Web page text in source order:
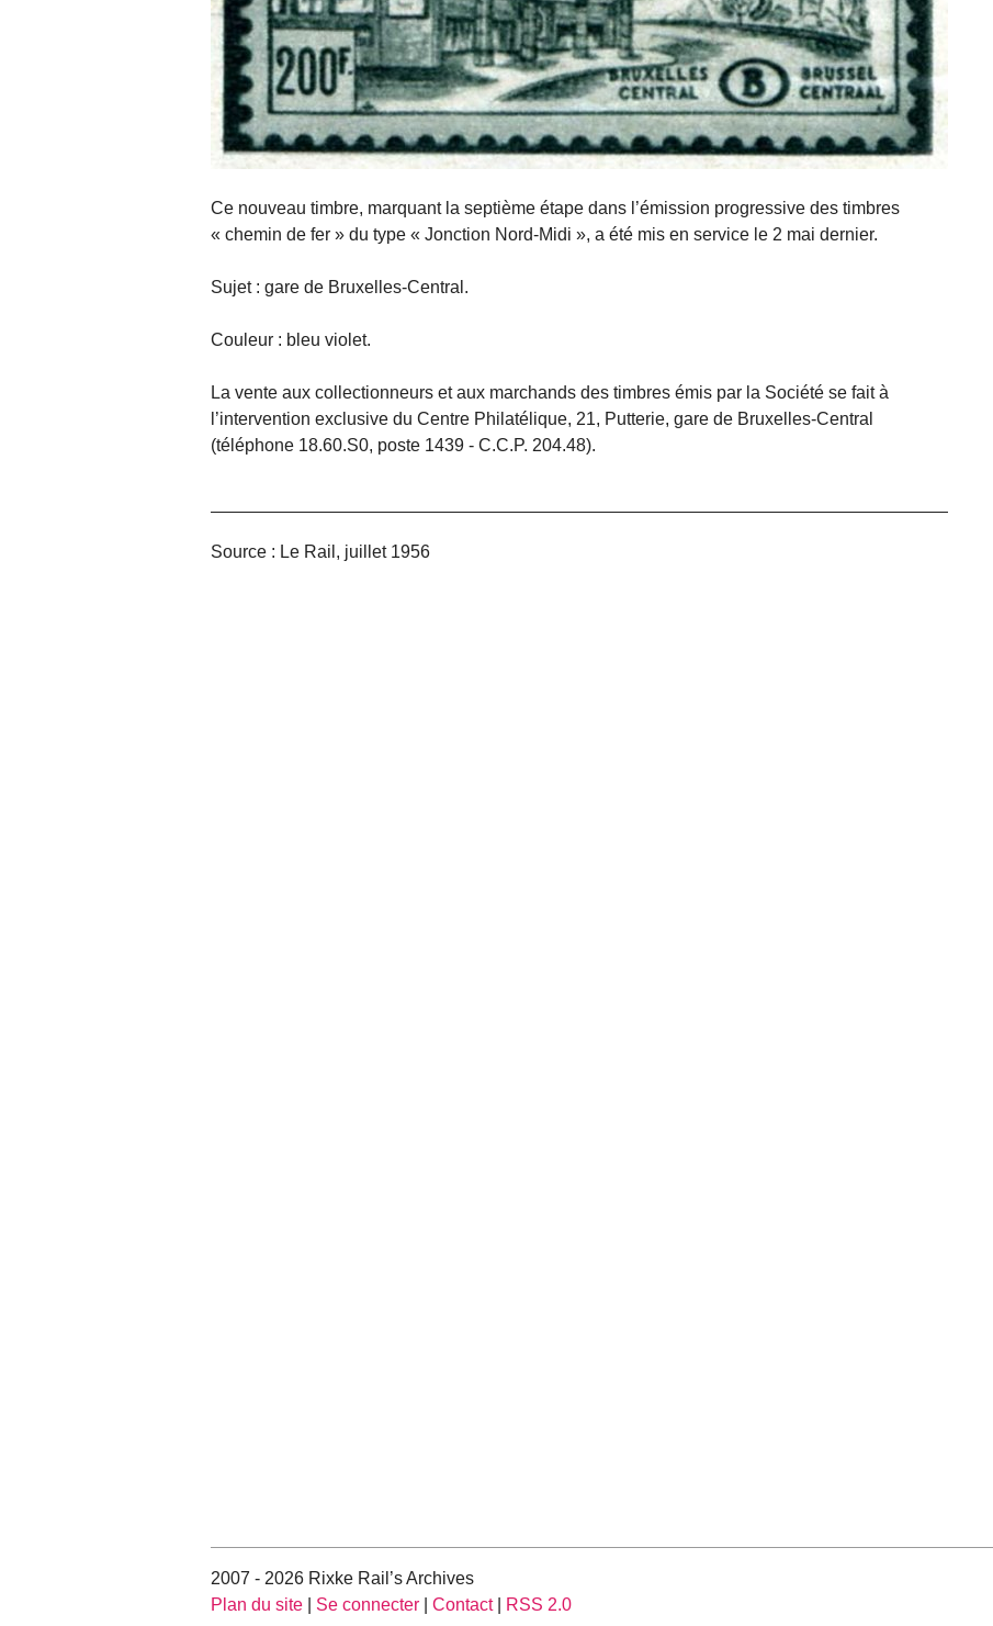
Ce nouveau timbre, marquant la septième étape dans l’émission progressive des timbres
« chemin de fer » du type « Jonction Nord-Midi », a été mis en service le 2 mai dernier.
Sujet : gare de Bruxelles-Central.
Couleur : bleu violet.
La vente aux collectionneurs et aux marchands des timbres émis par la Société se fait à
l’intervention exclusive du Centre Philatélique, 21, Putterie, gare de Bruxelles-Central
(téléphone 18.60.S0, poste 1439 - C.C.P. 204.48).
Source : Le Rail, juillet 1956
2007 - 2026 Rixke Rail’s Archives
Plan du site
Se connecter Contact| RSS 2.0